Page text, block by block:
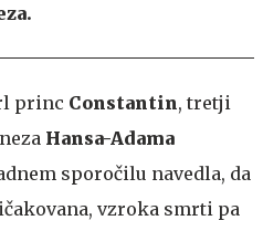
princ Constantin, tretji
Hansa-Adama
sporočilu navedla, da
vzroka smrti pa